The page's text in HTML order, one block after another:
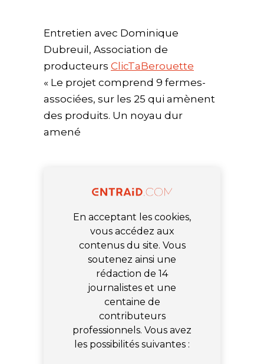
Entretien avec Dominique
Dubreuil, Association de
producteurs ClicTaBerouette
« Le projet comprend 9 fermes-
associées, sur les 25 qui amènent
des produits. Un noyau dur
amené
En acceptant les cookies,
vous accédez aux
contenus du site. Vous
soutenez ainsi une
rédaction de 14
journalistes et une
centaine de
contributeurs
professionnels. Vous avez
les possibilités suivantes :